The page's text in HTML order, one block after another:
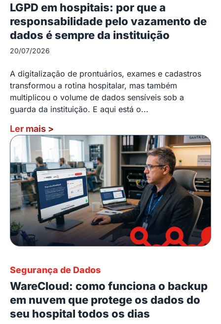
LGPD em hospitais: por que a
responsabilidade pelo vazamento de
dados é sempre da instituição
20/07/2026
A digitalização de prontuários, exames e cadastros
transformou a rotina hospitalar, mas também
multiplicou o volume de dados sensíveis sob a
guarda da instituição. E aqui está o...
Ler mais >
Segurança de Dados
WareCloud: como funciona o backup
em nuvem que protege os dados do
seu hospital todos os dias